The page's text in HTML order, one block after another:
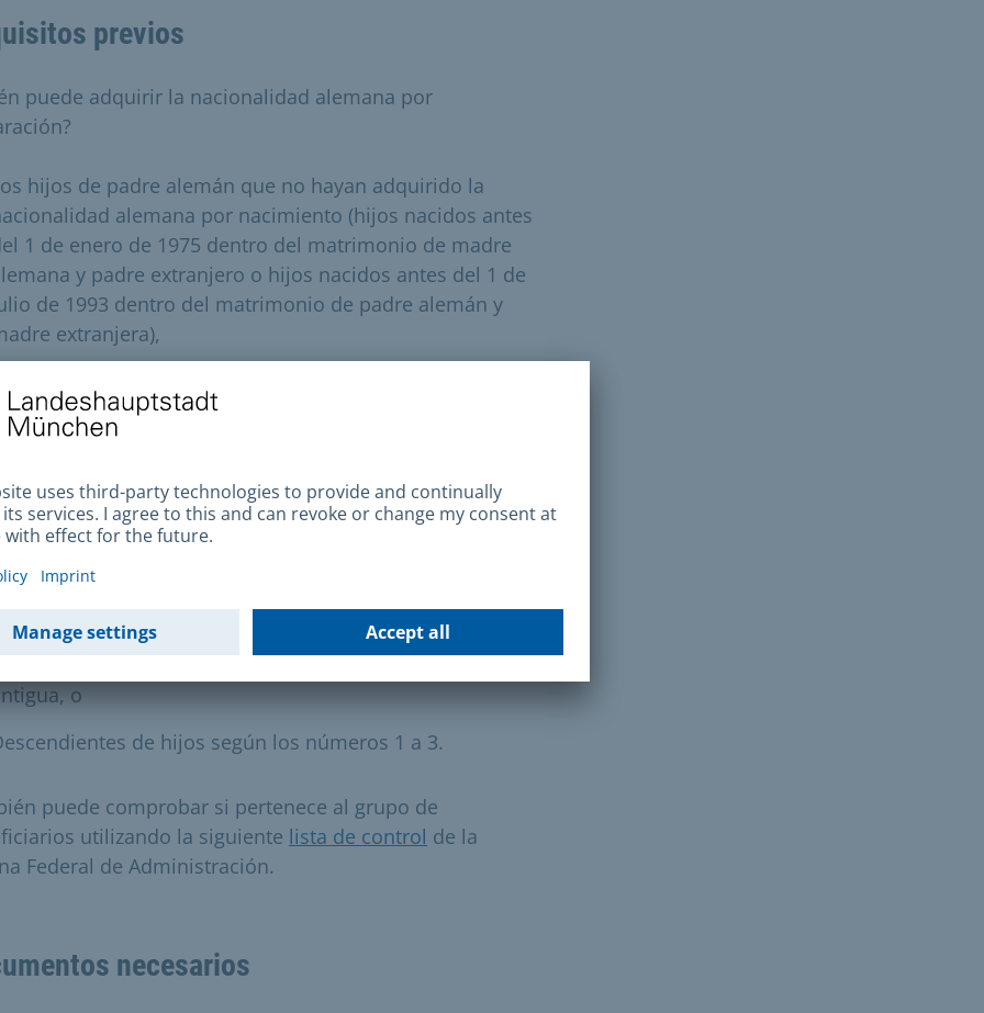
previos
puede adquirir la nacionalidad alemana por
hijos de padre alemán que no hayan adquirido la
alemana por nacimiento (hijos nacidos antes
1 de enero de 1975 dentro del matrimonio de madre
y padre extranjero o hijos nacidos antes del 1 de
de 1993 dentro del matrimonio de padre alemán y
extranjera),
nacionalidad alemana antes del nacimiento del hijo por
matrimonio con un extranjero antes del 1 de abril de 1953
que perdieron la nacionalidad alemana adquirida
nacimiento antes del 1 de abril de 1953 como
de la legitimación por un extranjero y
efectiva con arreglo a la legislación alemana de
o
de hijos según los números 1 a 3.
puede comprobar si pertenece al grupo de
utilizando la siguiente lista de control de la
Federal de Administración.
necesarios